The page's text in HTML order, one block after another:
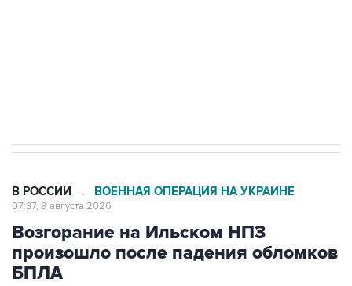
В РОССИИ → ВОЕННАЯ ОПЕРАЦИЯ НА УКРАИНЕ
07:37, 8 августа 2026
Возгорание на Ильском НПЗ
произошло после падения обломков
БПЛА